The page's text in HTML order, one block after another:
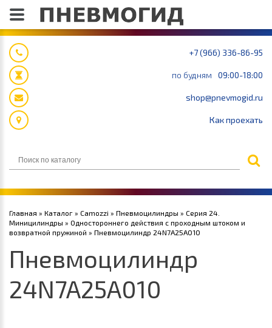
+7 (966) 336-86-95
по будням 09:00-18:00
shop@pnevmogid.ru
Как проехать
Главная » Каталог » Camozzi » Пневмоцилиндры » Серия 24.
Миницилиндры » Одностороннего действия с проходным штоком и
возвратной пружиной » Пневмоцилиндр 24N7A25A010
Пневмоцилиндр
24N7A25A010